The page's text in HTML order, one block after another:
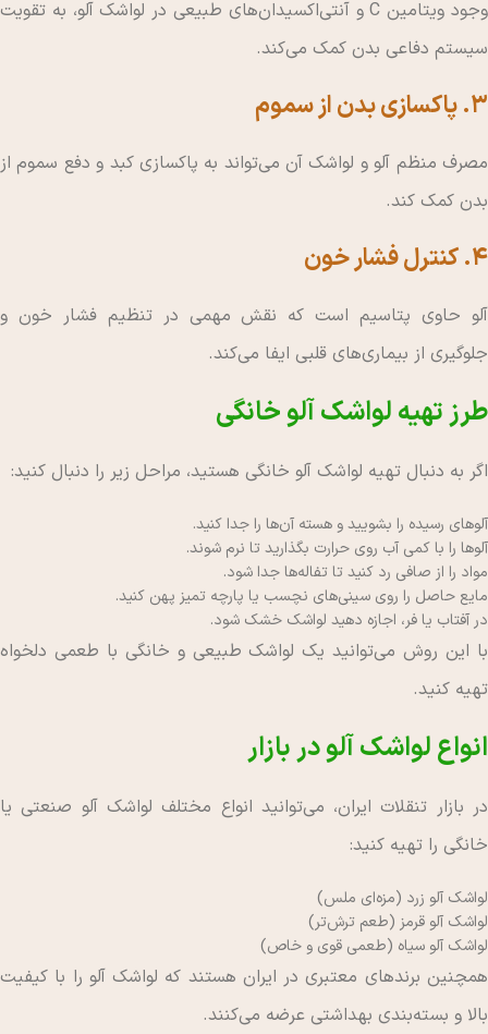
وجود ویتامین C و آنتی‌اکسیدان‌های طبیعی در لواشک آلو، به تقویت
سیستم دفاعی بدن کمک می‌کند.
۳. پاکسازی بدن از سموم
مصرف منظم آلو و لواشک آن می‌تواند به پاکسازی کبد و دفع سموم از
بدن کمک کند.
۴. کنترل فشار خون
آلو حاوی پتاسیم است که نقش مهمی در تنظیم فشار خون و
جلوگیری از بیماری‌های قلبی ایفا می‌کند.
طرز تهیه لواشک آلو خانگی
اگر به دنبال تهیه لواشک آلو خانگی هستید، مراحل زیر را دنبال کنید:
آلوهای رسیده را بشویید و هسته آن‌ها را جدا کنید.
آلوها را با کمی آب روی حرارت بگذارید تا نرم شوند.
مواد را از صافی رد کنید تا تفاله‌ها جدا شود.
مایع حاصل را روی سینی‌های نچسب یا پارچه تمیز پهن کنید.
در آفتاب یا فر، اجازه دهید لواشک خشک شود.
با این روش می‌توانید یک لواشک طبیعی و خانگی با طعمی دلخواه
تهیه کنید.
انواع لواشک آلو در بازار
در بازار تنقلات ایران، می‌توانید انواع مختلف لواشک آلو صنعتی یا
خانگی را تهیه کنید:
لواشک آلو زرد (مزه‌ای ملس)
لواشک آلو قرمز (طعم ترش‌تر)
لواشک آلو سیاه (طعمی قوی و خاص)
همچنین برندهای معتبری در ایران هستند که لواشک آلو را با کیفیت
بالا و بسته‌بندی بهداشتی عرضه می‌کنند.